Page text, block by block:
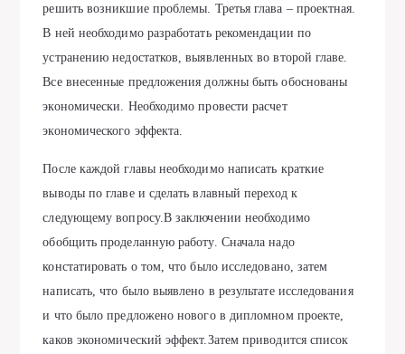
решить возникшие проблемы. Третья глава – проектная.
В ней необходимо разработать рекомендации по
устранению недостатков, выявленных во второй главе.
Все внесенные предложения должны быть обоснованы
экономически. Необходимо провести расчет
экономического эффекта.
После каждой главы необходимо написать краткие
выводы по главе и сделать влавный переход к
следующему вопросу.В заключении необходимо
обобщить проделанную работу. Сначала надо
констатировать о том, что было исследовано, затем
написать, что было выявлено в результате исследования
и что было предложено нового в дипломном проекте,
каков экономический эффект.Затем приводится список